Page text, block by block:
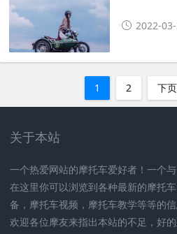
2022-
1 2 下页
关于本站
一个热爱网站的摩托车爱好者！一个
在这里你可以浏览到各种最新的摩托
备，摩托车视频，摩托车教学等等的
欢迎各位摩友来指出本站的不足，好的